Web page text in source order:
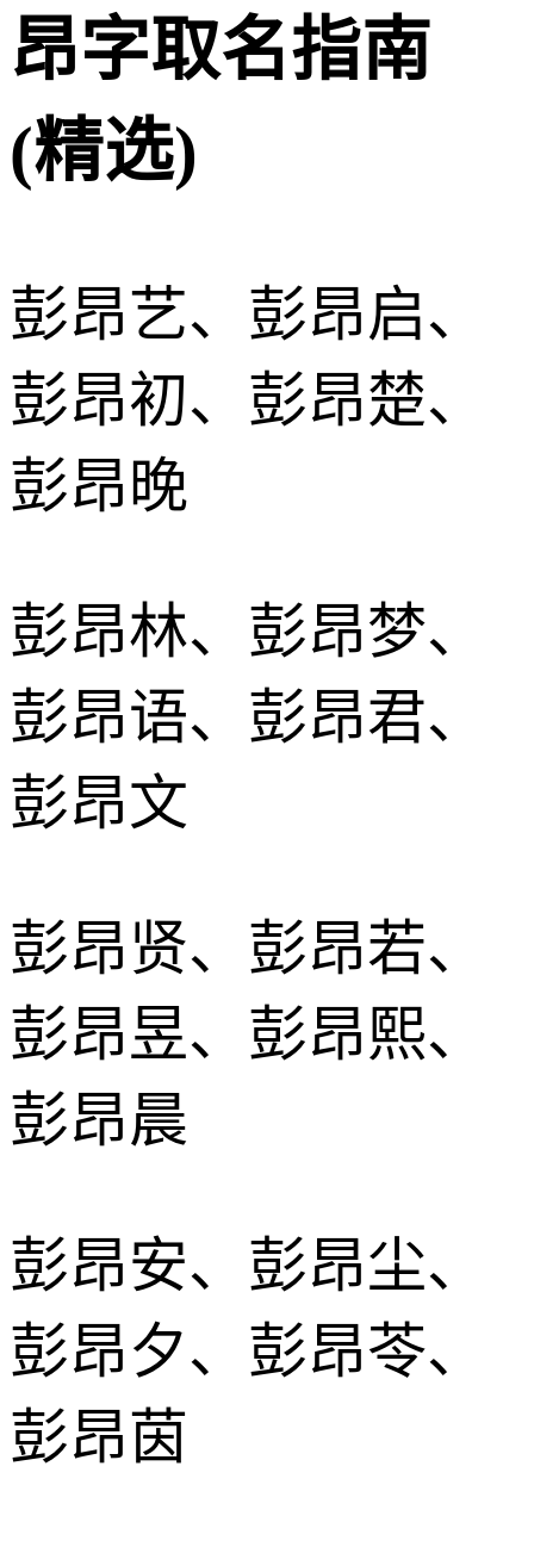
昂字取名指南
(精选)
彭昂艺、彭昂启、
彭昂初、彭昂楚、
彭昂晚
彭昂林、彭昂梦、
彭昂语、彭昂君、
彭昂文
彭昂贤、彭昂若、
彭昂昱、彭昂熙、
彭昂晨
彭昂安、彭昂尘、
彭昂夕、彭昂苓、
彭昂茵